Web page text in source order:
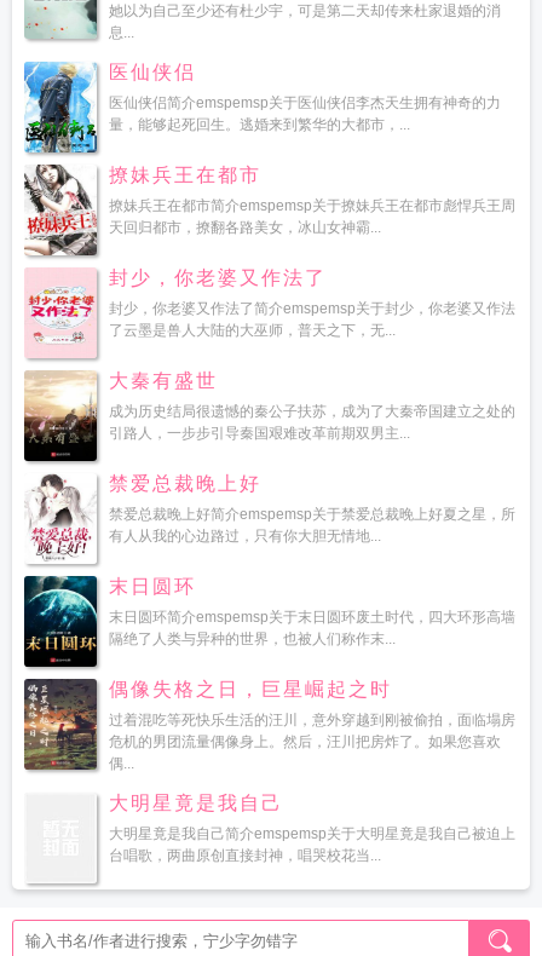
她以为自己至少还有杜少宇，可是第二天却传来杜家退婚的消
息...
医仙侠侣
医仙侠侣简介emspemsp关于医仙侠侣李杰天生拥有神奇的力
量，能够起死回生。逃婚来到繁华的大都市，...
撩妹兵王在都市
撩妹兵王在都市简介emspemsp关于撩妹兵王在都市彪悍兵王周
天回归都市，撩翻各路美女，冰山女神霸...
封少，你老婆又作法了
封少，你老婆又作法了简介emspemsp关于封少，你老婆又作法
了云墨是兽人大陆的大巫师，普天之下，无...
大秦有盛世
成为历史结局很遗憾的秦公子扶苏，成为了大秦帝国建立之处的
引路人，一步步引导秦国艰难改革前期双男主...
禁爱总裁晚上好
禁爱总裁晚上好简介emspemsp关于禁爱总裁晚上好夏之星，所
有人从我的心边路过，只有你大胆无情地...
末日圆环
末日圆环简介emspemsp关于末日圆环废土时代，四大环形高墙
隔绝了人类与异种的世界，也被人们称作末...
偶像失格之日，巨星崛起之时
过着混吃等死快乐生活的汪川，意外穿越到刚被偷拍，面临塌房
危机的男团流量偶像身上。然后，汪川把房炸了。如果您喜欢
偶...
大明星竟是我自己
大明星竟是我自己简介emspemsp关于大明星竟是我自己被迫上
台唱歌，两曲原创直接封神，唱哭校花当...